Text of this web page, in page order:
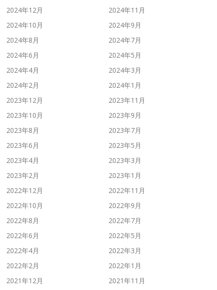
2024年12月
2024年11月
2024年10月
2024年9月
2024年8月
2024年7月
2024年6月
2024年5月
2024年4月
2024年3月
2024年2月
2024年1月
2023年12月
2023年11月
2023年10月
2023年9月
2023年8月
2023年7月
2023年6月
2023年5月
2023年4月
2023年3月
2023年2月
2023年1月
2022年12月
2022年11月
2022年10月
2022年9月
2022年8月
2022年7月
2022年6月
2022年5月
2022年4月
2022年3月
2022年2月
2022年1月
2021年12月
2021年11月